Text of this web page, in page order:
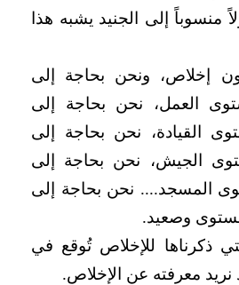
إلى الجنيد يشبه هذا
إخلاص، ونحن بحاجة إلى
العمل، نحن بحاجة إلى
القيادة، نحن بحاجة إلى
الجيش، نحن بحاجة إلى
المسجد.... نحن بحاجة إلى
وصعيد.
ذكرناها للإخلاص تُوقع في
نريد معرفته عن الإخلاص.